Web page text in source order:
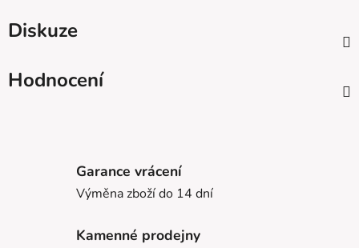
Diskuze
Hodnocení
Garance vrácení
Výměna zboží do 14 dní
Kamenné prodejny